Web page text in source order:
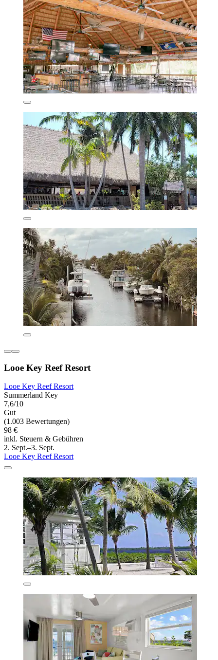
Looe Key Reef Resort
Looe Key Reef Resort
Summerland Key
7,6/10
Gut
(1.003 Bewertungen)
98 €
inkl. Steuern & Gebühren
2. Sept.–3. Sept.
Looe Key Reef Resort